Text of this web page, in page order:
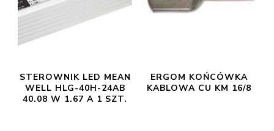
STEROWNIK LED MEAN
WELL HLG-40H-24AB
40.08 W 1.67 A 1 SZT.
ERGOM KOŃCÓWKA
KABLOWA CU KM 16/8